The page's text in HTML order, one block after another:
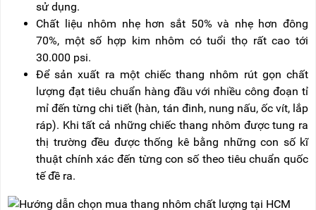
sử dụng.
Chất liệu nhôm nhẹ hơn sắt 50% và nhẹ hơn đông
70%, một số hợp kim nhôm có tuổi thọ rất cao tới
30.000 psi.
Để sản xuất ra một chiếc thang nhôm rút gọn chất
lượng đạt tiêu chuẩn hàng đầu với nhiều công đoạn tỉ
mỉ đến từng chi tiết (hàn, tán đinh, nung nấu, ốc vít, lắp
ráp). Khi tất cả những chiếc thang nhôm được tung ra
thị trường đều được thống kê bằng những con số kĩ
thuật chính xác đến từng con số theo tiêu chuẩn quốc
tế đề ra.